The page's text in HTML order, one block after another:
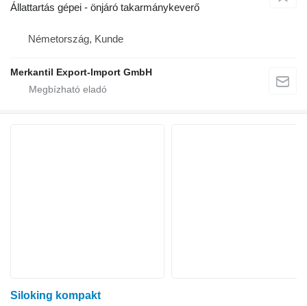
Állattartás gépei - önjáró takarmánykeverő
Németország, Kunde
Merkantil Export-Import GmbH
Siloking kompakt